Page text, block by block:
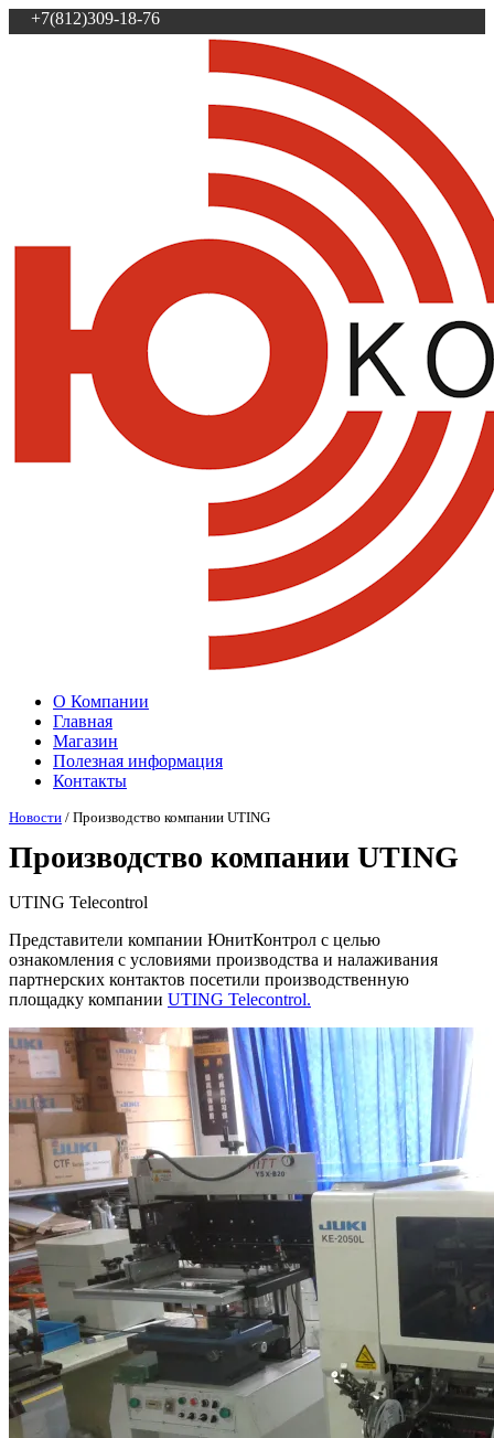
+7(812)309-18-76
О Компании
Главная
Магазин
Полезная информация
Контакты
Новости / Производство компании UTING
Производство компании UTING
UTING Telecontrol
Представители компании ЮнитКонтрол с целью
ознакомления с условиями производства и налаживания
партнерских контактов посетили производственную
площадку компании UTING Telecontrol.